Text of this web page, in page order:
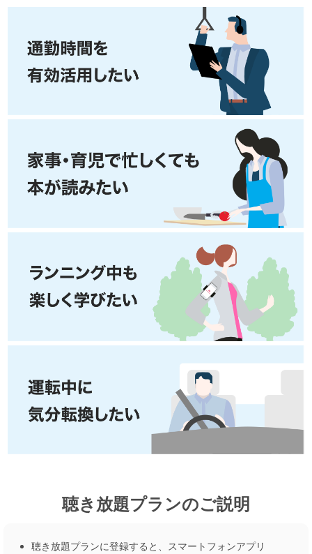
聴き放題プランのご説明
聴き放題プランに登録すると、スマートフォンアプリ